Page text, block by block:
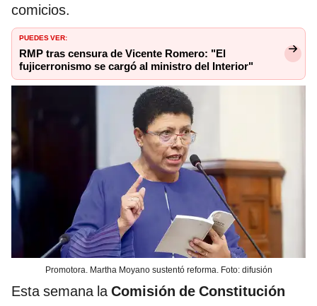
comicios.
PUEDES VER:
RMP tras censura de Vicente Romero: "El
fujicerronismo se cargó al ministro del Interior"
Promotora. Martha Moyano sustentó reforma. Foto: difusión
Esta semana laComisión de Constitución